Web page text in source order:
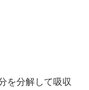
を分解して吸収